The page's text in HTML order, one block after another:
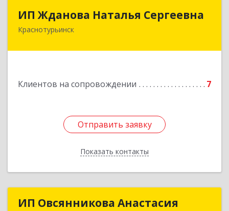
ИП Жданова Наталья Сергеевна
Краснотурьинск
Клиентов на сопровождении 7
Отправить заявку
Показать контакты
Отправить заявку
Назад
ИП Овсянникова Анастасия
ИП Овсянникова Анастасия